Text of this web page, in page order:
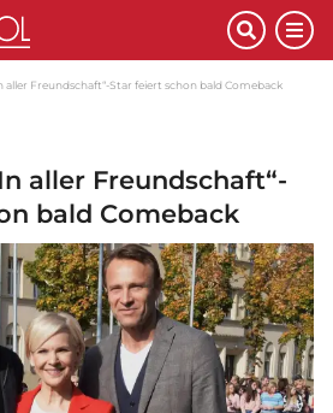
aller Freundschaft“-Star feiert schon bald Comeback
aller Freundschaft“-
bald Comeback